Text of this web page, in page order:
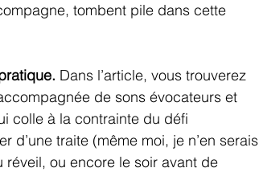
tombent pile dans cette
Dans l’article, vous trouverez
de sons évocateurs et
colle à la contrainte du défi
d’une traite (même moi, je n’en serais
ou encore le soir avant de